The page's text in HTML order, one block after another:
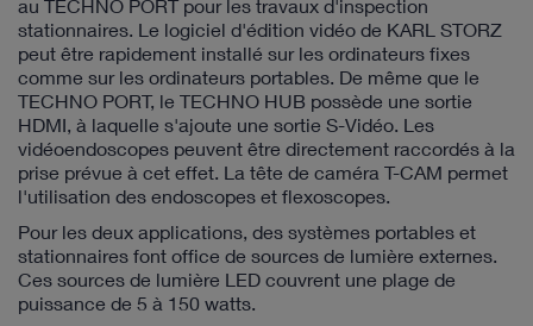
au TECHNO PORT pour les travaux d'inspection
stationnaires. Le logiciel d'édition vidéo de KARL STORZ
peut être rapidement installé sur les ordinateurs fixes
comme sur les ordinateurs portables. De même que le
TECHNO PORT, le TECHNO HUB possède une sortie
HDMI, à laquelle s'ajoute une sortie S-Vidéo. Les
vidéoendoscopes peuvent être directement raccordés à la
prise prévue à cet effet. La tête de caméra T-CAM permet
l'utilisation des endoscopes et flexoscopes.
Pour les deux applications, des systèmes portables et
stationnaires font office de sources de lumière externes.
Ces sources de lumière LED couvrent une plage de
puissance de 5 à 150 watts.